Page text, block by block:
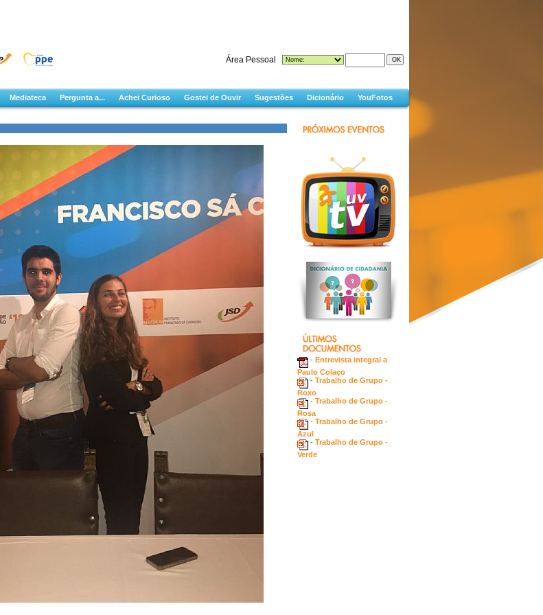
Área Pessoal
Mediateca Pergunta a... Achei Curioso Gostei de Ouvir Sugestões Dicionário YouFotos
- Entrevista integral a
Paulo Colaço
- Trabalho de Grupo -
Roxo
- Trabalho de Grupo -
Rosa
- Trabalho de Grupo -
Azul
- Trabalho de Grupo -
Verde